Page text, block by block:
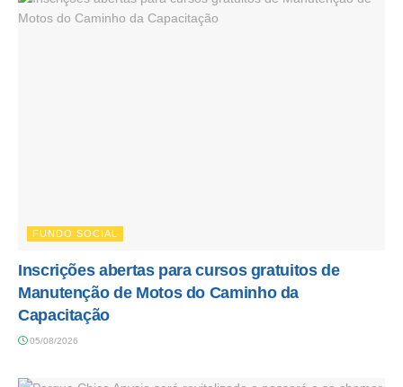
FUNDO SOCIAL
Inscrições abertas para cursos gratuitos de
Manutenção de Motos do Caminho da
Capacitação
05/08/2026